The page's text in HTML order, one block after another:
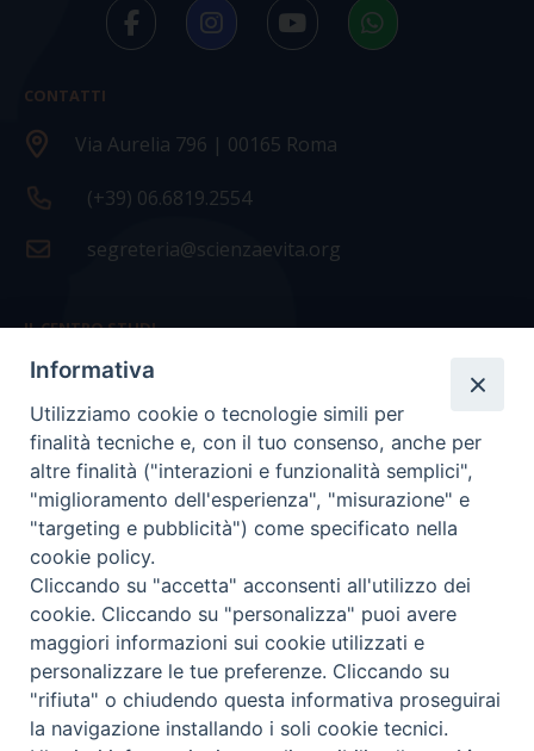
CONTATTI
Via Aurelia 796 | 00165 Roma
(+39) 06.6819.2554
segreteria@scienzaevita.org
IL CENTRO STUDI
La nostra storia
Statuto
Presidenza e ufficio presidenza
Consiglio scientifico
Coordinamento nazionale
COPYRIGHT Scienza & Vita - C.F96600690588- Tutti i
diritti -Privacy- Credits
Informativa
Utilizziamo cookie o tecnologie simili per
finalità tecniche e, con il tuo consenso, anche per
altre finalità ("interazioni e funzionalità semplici",
"miglioramento dell'esperienza", "misurazione" e
"targeting e pubblicità") come specificato nella
cookie policy.
Cliccando su "accetta" acconsenti all'utilizzo dei
cookie. Cliccando su "personalizza" puoi avere
maggiori informazioni sui cookie utilizzati e
personalizzare le tue preferenze. Cliccando su
"rifiuta" o chiudendo questa informativa proseguirai
la navigazione installando i soli cookie tecnici.